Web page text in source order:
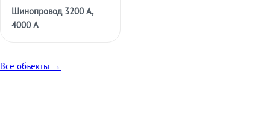
Шинопровод 3200 А,
4000 А
Все объекты →